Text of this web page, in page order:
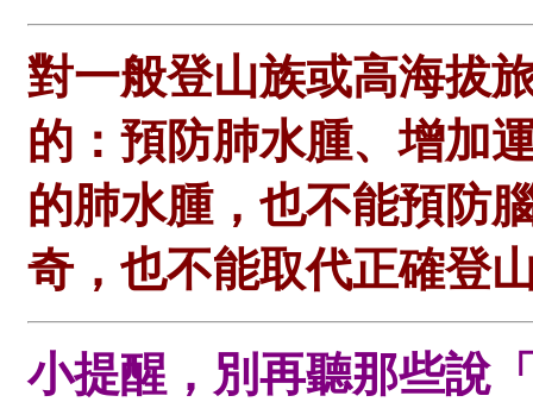
對一般登山族或高海拔
的：預防肺水腫、增加
的肺水腫，也不能預防
奇，也不能取代正確登
小提醒，別再聽那些說